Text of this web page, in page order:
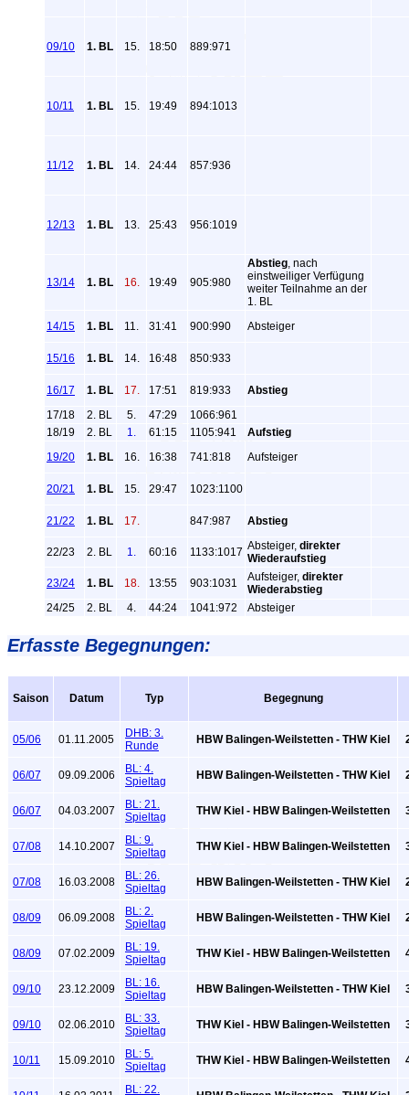
09/10 1. BL 15. 18:50 889:971
10/11 1. BL 15. 19:49 894:1013
11/12 1. BL 14. 24:44 857:936
12/13 1. BL 13. 25:43 956:1019
13/14 1. BL 16. 19:49 905:980
Abstieg, nach
einstweiliger Verfügung
weiter Teilnahme an der
1. BL
14/15
1. BL 11. 31:41 900:990 Absteiger
15/16 1. BL 14. 16:48 850:933
16/17 1. BL 17. 17:51 819:933
Abstieg
17/18
2. BL 5. 47:29
1066:961
18/19
2. BL 1. 61:15 1105:941
Aufstieg
19/20
1. BL 16. 16:38 741:818 Aufsteiger
20/21 1. BL 15. 29:47 1023:1100
21/22 1. BL 17. 847:987 Abstieg
22/23 2. BL 1. 60:16 1133:1017 Absteiger, direkter
Wiederaufstieg
23/24
1. BL 18. 13:55 903:1031 Aufsteiger, direkter
Wiederabstieg
24/25
2. BL 4. 44:24 1041:972 Absteiger
Erfasste Begegnungen:
Saison Datum Typ Begegnung
05/06 01.11.2005
DHB: 3.
Runde
HBW Balingen-Weilstetten - THW Kiel
06/07 09.09.2006
BL: 4.
Spieltag
HBW Balingen-Weilstetten - THW Kiel
06/07 04.03.2007
BL: 21.
Spieltag
THW Kiel - HBW Balingen-Weilstetten
07/08 14.10.2007
BL: 9.
Spieltag
THW Kiel - HBW Balingen-Weilstetten
07/08 16.03.2008
BL: 26.
Spieltag
HBW Balingen-Weilstetten - THW Kiel
08/09 06.09.2008
BL: 2.
Spieltag
HBW Balingen-Weilstetten - THW Kiel
08/09 07.02.2009
BL: 19.
Spieltag
THW Kiel - HBW Balingen-Weilstetten
09/10 23.12.2009
BL: 16.
Spieltag
HBW Balingen-Weilstetten - THW Kiel
09/10 02.06.2010
BL: 33.
Spieltag
THW Kiel - HBW Balingen-Weilstetten
10/11 15.09.2010
BL: 5.
Spieltag
THW Kiel - HBW Balingen-Weilstetten
BL: 22.